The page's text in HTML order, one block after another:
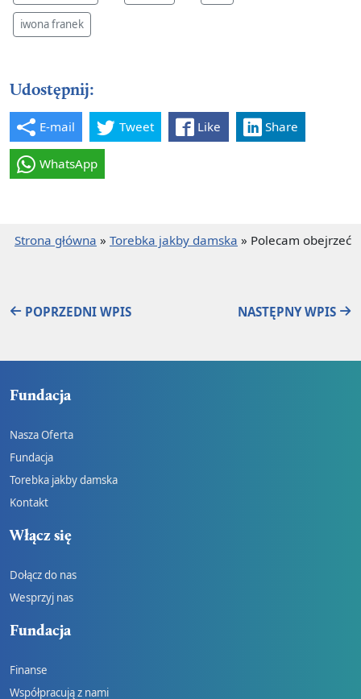
iwona franek
Udostępnij:
E-mail Tweet Like Share
WhatsApp
Strona główna » Torebka jakby damska » Polecam obejrzeć
POPRZEDNI WPIS NASTĘPNY WPIS
Fundacja
Nasza Oferta
Fundacja
Torebka jakby damska
Kontakt
Włącz się
Dołącz do nas
Wesprzyj nas
Fundacja
Finanse
Współpracują z nami